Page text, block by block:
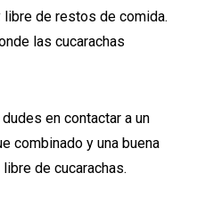
de restos de comida.
las cucarachas
en contactar a un
combinado y una buena
de cucarachas.